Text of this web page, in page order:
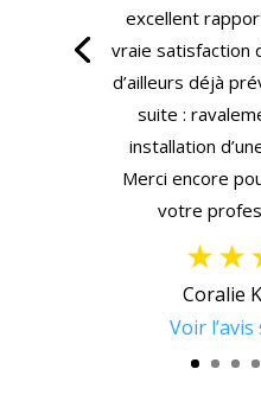
excellent
vraie satisfaction
d’ailleurs déjà
suite :
installation
Merci encore
votre
Coralie
Voir